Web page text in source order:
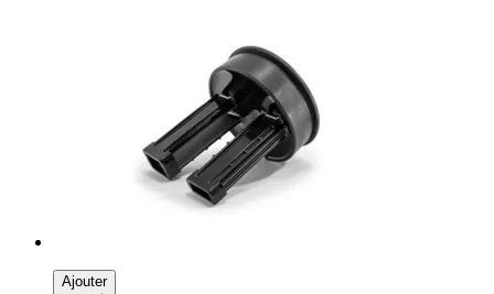
Ajouter